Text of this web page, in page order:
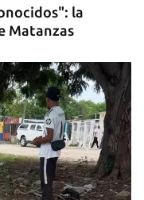
la
Matanzas